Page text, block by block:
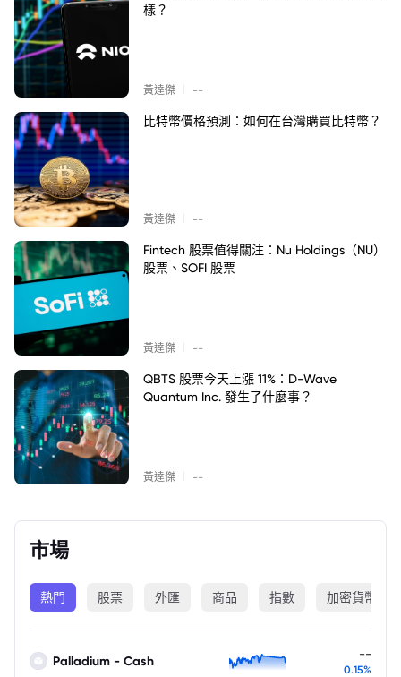
樣？
黃達傑 --
比特幣價格預測：如何在台灣購買比特幣？
黃達傑 --
Fintech 股票值得關注：Nu Holdings（NU）
股票、SOFI 股票
黃達傑 --
QBTS 股票今天上漲 11%：D-Wave
Quantum Inc. 發生了什麼事？
黃達傑 --
市場
熱門 股票 外匯 商品 指數 加密貨幣
Palladium - Cash --
0.15%